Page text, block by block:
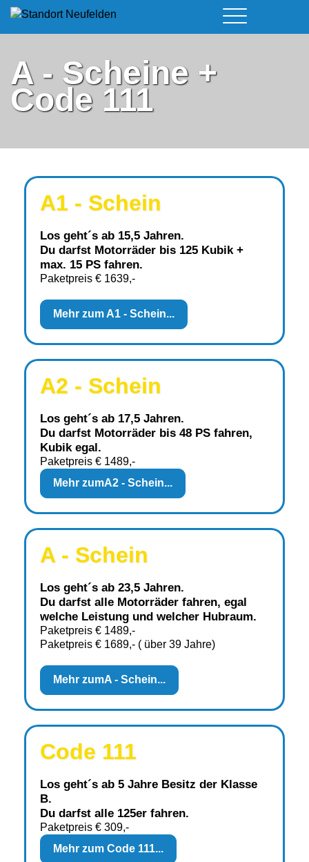
Moped
A - Scheine + Code 111
B - Scheine
Team
Kursorte
Neufelden
Service
Prüfungstermine
A - Scheine +
Code 111
A1 - Schein
Los geht´s ab 15,5 Jahren.
Du darfst Motorräder bis 125 Kubik +
max. 15 PS fahren.
Paketpreis € 1639,-
Mehr zum A1 - Schein...
A2 - Schein
Los geht´s ab 17,5 Jahren.
Du darfst Motorräder bis 48 PS fahren,
Kubik egal.
Paketpreis € 1489,-
Mehr zumA2 - Schein...
A - Schein
Los geht´s ab 23,5 Jahren.
Du darfst alle Motorräder fahren, egal
welche Leistung und wel­cher Hubraum.
Paketpreis € 1489,-
Paketpreis € 1689,- ( über 39 Jahre)
Mehr zumA - Schein...
Code 111
Los geht´s ab 5 Jahre Besitz der Klasse
B.
Du darfst alle 125er fahren.
Paketpreis € 309,-
Mehr zum Code 111...